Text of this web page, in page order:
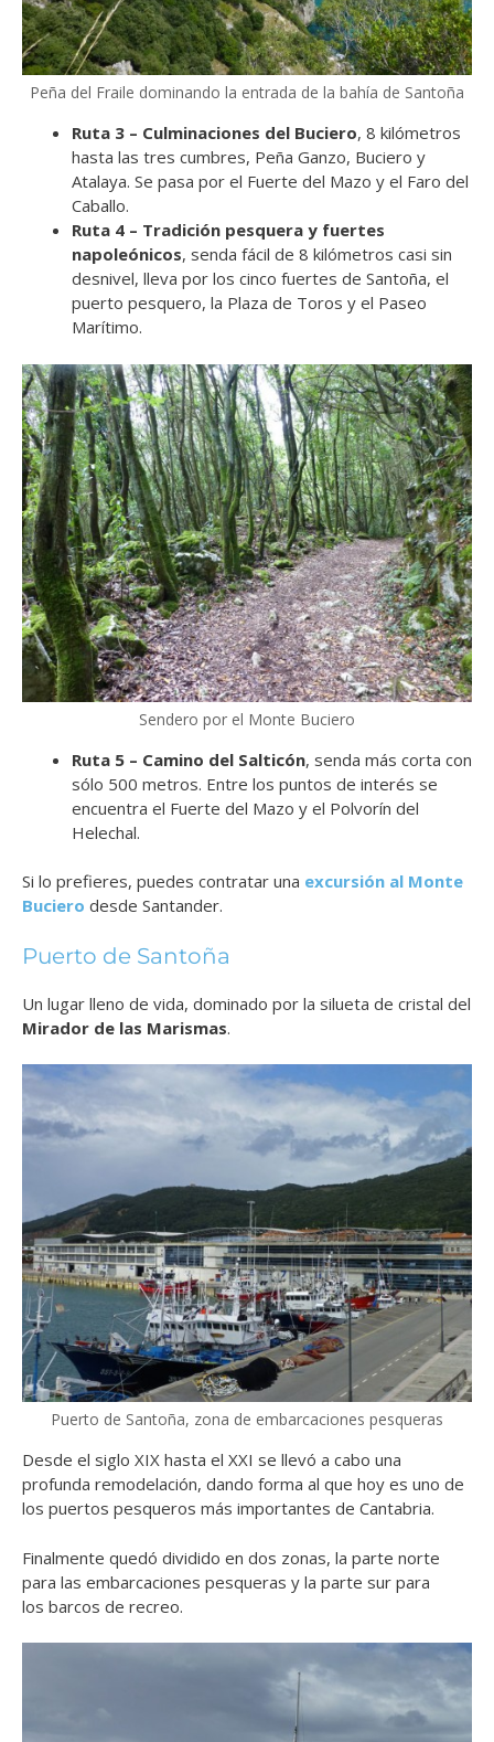
Peña del Fraile dominando la entrada de la bahía de Santoña
Ruta 3 – Culminaciones del Buciero, 8 kilómetros
hasta las tres cumbres, Peña Ganzo, Buciero y
Atalaya. Se pasa por el Fuerte del Mazo y el Faro del
Caballo.
Ruta 4 – Tradición pesquera y fuertes
napoleónicos, senda fácil de 8 kilómetros casi sin
desnivel, lleva por los cinco fuertes de Santoña, el
puerto pesquero, la Plaza de Toros y el Paseo
Marítimo.
Sendero por el Monte Buciero
Ruta 5 – Camino del Salticón, senda más corta con
sólo 500 metros. Entre los puntos de interés se
encuentra el Fuerte del Mazo y el Polvorín del
Helechal.
Si lo prefieres, puedes contratar una excursión al Monte
Buciero desde Santander.
Puerto de Santoña
Un lugar lleno de vida, dominado por la silueta de cristal del
Mirador de las Marismas.
Puerto de Santoña, zona de embarcaciones pesqueras
Desde el siglo XIX hasta el XXI se llevó a cabo una
profunda remodelación, dando forma al que hoy es uno de
los puertos pesqueros más importantes de Cantabria.
Finalmente quedó dividido en dos zonas, la parte norte
para las embarcaciones pesqueras y la parte sur para
los barcos de recreo.